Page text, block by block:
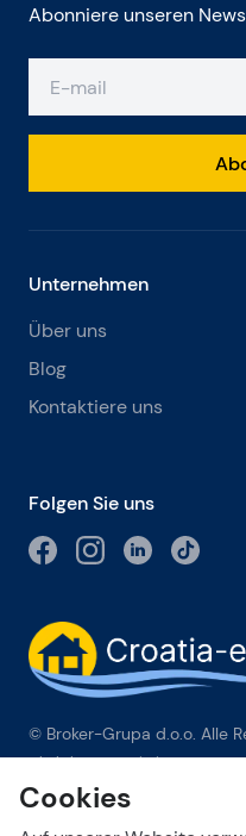
Abonniere unseren
Unternehmen
Über uns
Blog
Kontaktiere uns
Folgen Sie uns
© Broker-Grupa d.o.o. Alle
Obala kneza Branimira 1, 21000
Broker-grupa d.o.o. ist
Cookies